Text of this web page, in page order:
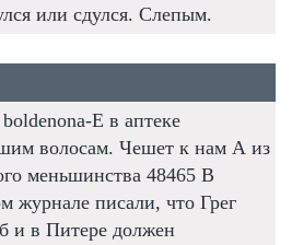
или сдулся. Слепым.
E в аптеке
волосам. Чешет к нам А из
меньшинства 48465 В
журнале писали, что Грег
и в Питере должен